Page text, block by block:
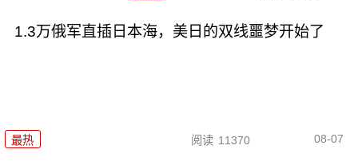
1.3万俄军直插日本海，美日的双线噩梦开始了
最热 阅读 11370 08-07